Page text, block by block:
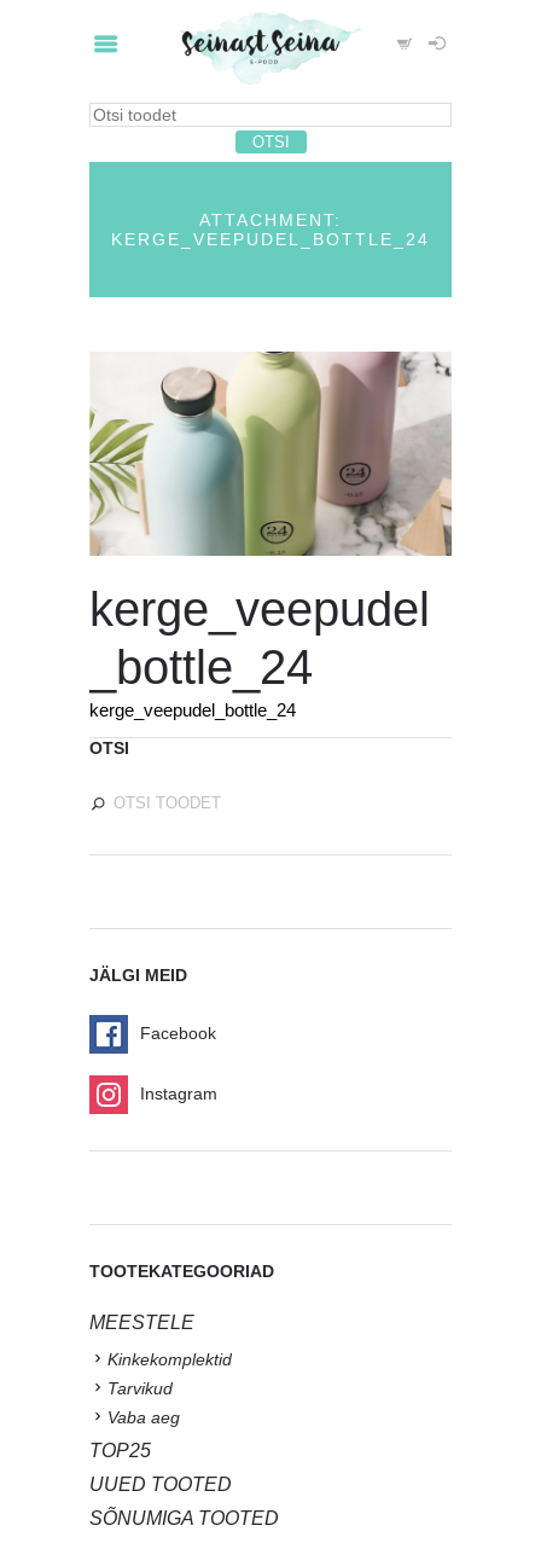
ATTACHMENT:
KERGE_VEEPUDEL_BOTTLE_24
kerge_veepudel
_bottle_24
kerge_veepudel_bottle_24
OTSI
JÄLGI MEID
Facebook
Instagram
TOOTEKATEGOORIAD
MEESTELE
Kinkekomplektid
Tarvikud
Vaba aeg
TOP25
UUED TOOTED
SÕNUMIGA TOOTED